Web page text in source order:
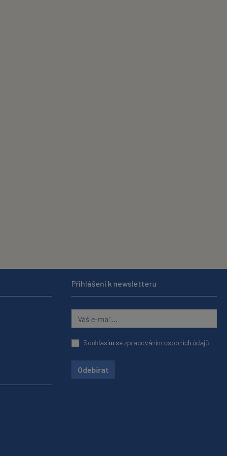
Přihlášení k newsletteru
Souhlasím sezpracováním osobních údajů
Odebírat